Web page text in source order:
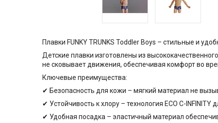
Плавки FUNKY TRUNKS Toddler Boys – стильные и
Детские плавки изготовлены из
не сковывает движения, обеспечивая комфорт во
Ключевые преимущества:
✔ Безопасность для кожи – мягкий материал не
✔ Устойчивость к хлору – технология ECO C-INFINITY
✔ Удобная посадка – эластичный материал